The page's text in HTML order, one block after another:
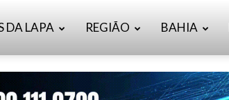
DA LAPA REGIÃO BAHIA